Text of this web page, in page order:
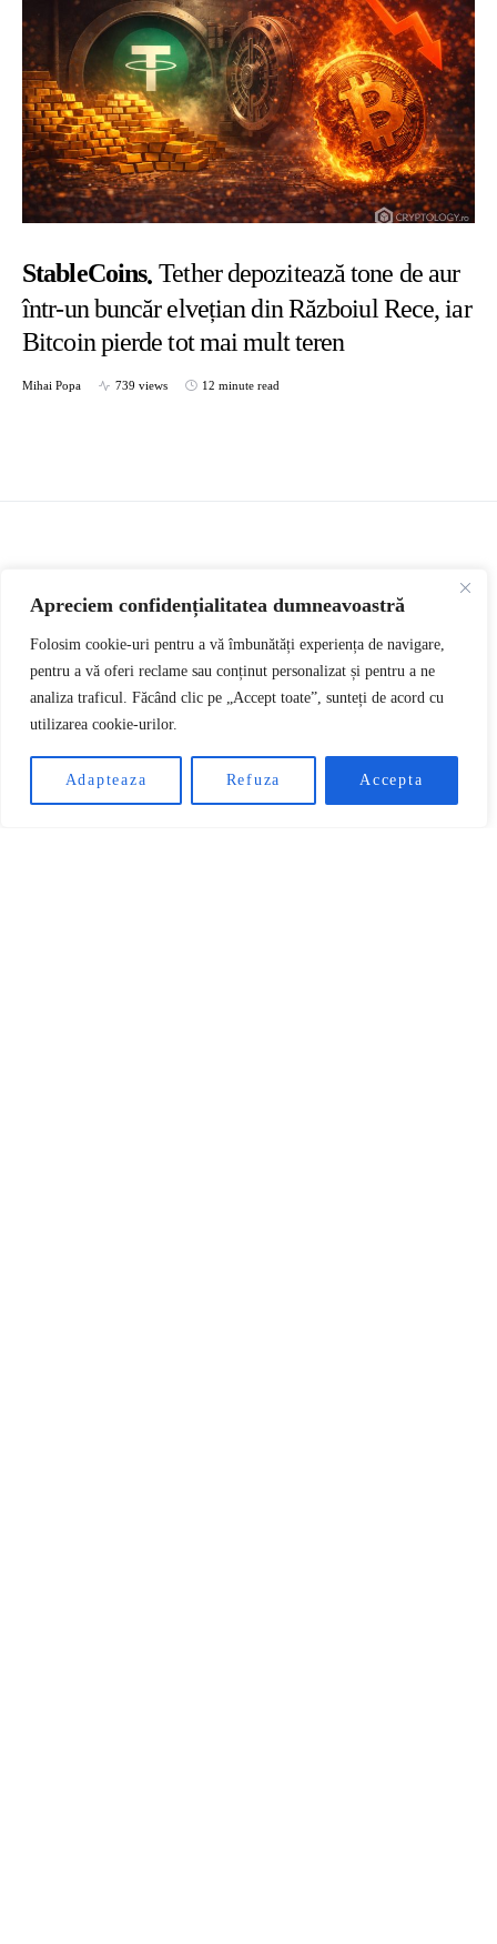
Apreciem confidențialitatea dumneavoastră
Folosim cookie-uri pentru a vă îmbunătăți experiența de navigare,
pentru a vă oferi reclame sau conținut personalizat și pentru a ne
analiza traficul. Făcând clic pe „Accept toate”, sunteți de acord cu
utilizarea cookie-urilor.
Adapteaza Refuza Accepta
StableCoins Tether depozitează tone de aur
într-un buncăr elvețian din Războiul Rece, iar
Bitcoin pierde tot mai mult teren
Mihai Popa 739 views 12 minute read
Tether depozitează
tone de aur într-un
buncăr elvețian din RO